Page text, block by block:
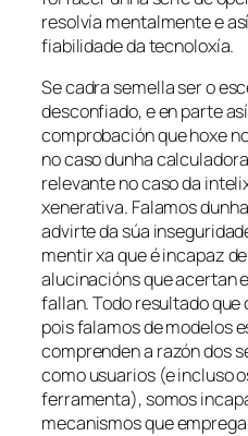
resolvía mentalmente e
fiabilidade da tecnoloxía.
Se cadra semella ser o
desconfiado, e en parte
comprobación que hoxe
no caso dunha
relevante no caso da
xenerativa. Falamos
advirte da súa
mentir xa que é incapaz
alucinacións que acertan
fallan. Todo resultado
pois falamos de modelos
comprenden a razón dos
como usuarios (e incluso
ferramenta), somos
mecanismos que